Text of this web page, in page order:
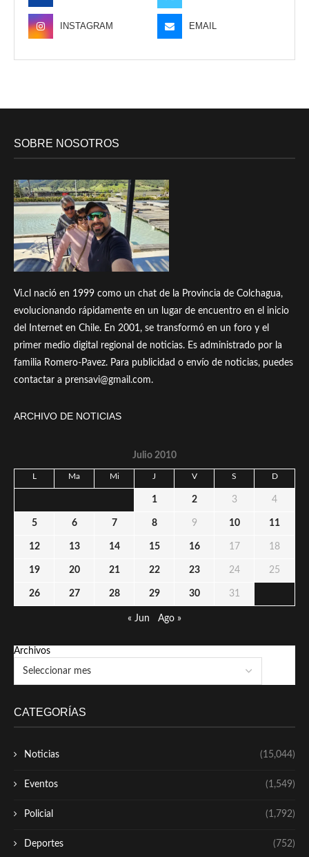
INSTAGRAM EMAIL
SOBRE NOSOTROS
Vi.cl nació en 1999 como un chat de la Provincia de Colchagua,
evolucionando rápidamente en un lugar de encuentro en el inicio
del Internet en Chile. En 2001, se transformó en un foro y el
primer medio digital regional de noticias. Es administrado por la
familia Romero-Pavez. Para publicidad o envío de noticias, puedes
contactar a prensavi@gmail.com.
ARCHIVO DE NOTICIAS
Julio 2010
L Ma Mi J V S D
1 2 3 4
5 6 7 8 9 10 11
12 13 14 15 16 17 18
19 20 21 22 23 24 25
26 27 28 29 30 31
« Jun Ago »
Archivos
CATEGORÍAS
Noticias (15,044)
Eventos (1,549)
Policial (1,792)
Deportes (752)